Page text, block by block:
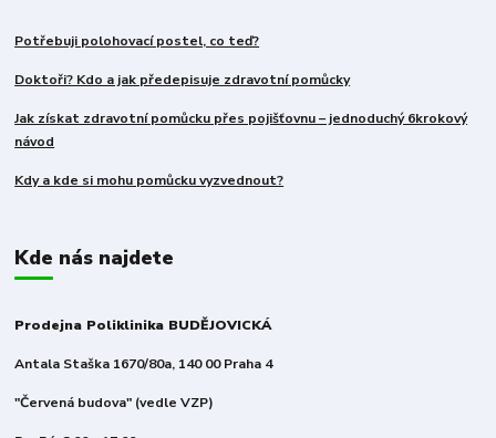
Potřebuji polohovací postel, co teď?
Doktoři? Kdo a jak předepisuje zdravotní pomůcky
Jak získat zdravotní pomůcku přes pojišťovnu – jednoduchý 6krokový
návod
Kdy a kde si mohu pomůcku vyzvednout?
Kde nás najdete
Prodejna Poliklinika BUDĚJOVICKÁ
Antala Staška 1670/80a, 140 00 Praha 4
"Červená budova" (vedle VZP)